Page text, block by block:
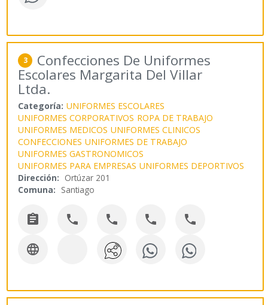
3 Confecciones De Uniformes
Escolares Margarita Del Villar
Ltda.
Categoría: UNIFORMES ESCOLARES
UNIFORMES CORPORATIVOS ROPA DE TRABAJO
UNIFORMES MEDICOS UNIFORMES CLINICOS
CONFECCIONES UNIFORMES DE TRABAJO
UNIFORMES GASTRONOMICOS
UNIFORMES PARA EMPRESAS UNIFORMES DEPORTIVOS
Dirección: Ortúzar 201
Comuna: Santiago
    
